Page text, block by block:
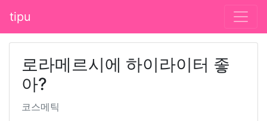
tipu
로라메르시에 하이라이터 좋
아?
코스메틱